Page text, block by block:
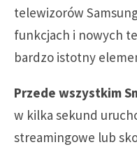
telewizorów
funkcjach i nowych
bardzo istotny
Przede wszystkim
w kilka sekund
streamingowe lub